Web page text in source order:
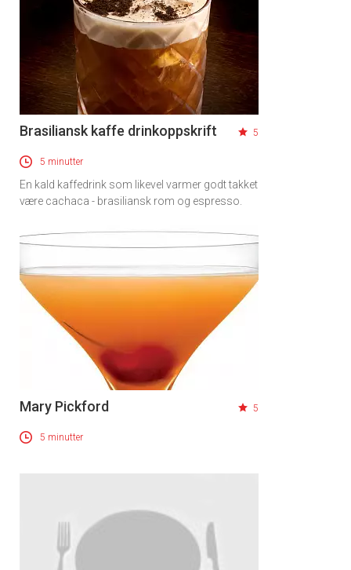
Brasiliansk kaffe drinkoppskrift 5
5 minutter
En kald kaffedrink som likevel varmer godt takket
være cachaca - brasiliansk rom og espresso.
Mary Pickford 5
5 minutter